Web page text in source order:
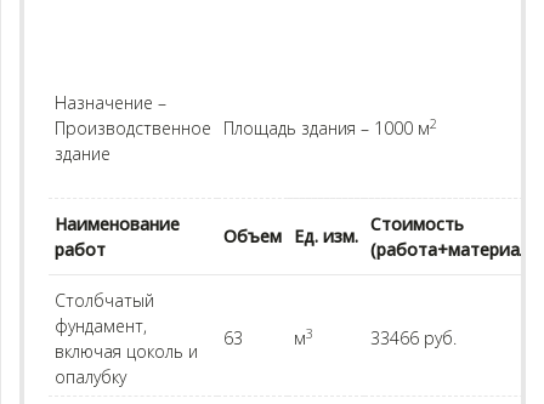
Назначение –
Производственное
здание
Площадь здания – 1000 м2
Наименование
работ
Объем Ед. изм.
Стоимость
(работа+материал)
Столбчатый
фундамент,
включая цоколь и
опалубку
63 м3 33466 руб.